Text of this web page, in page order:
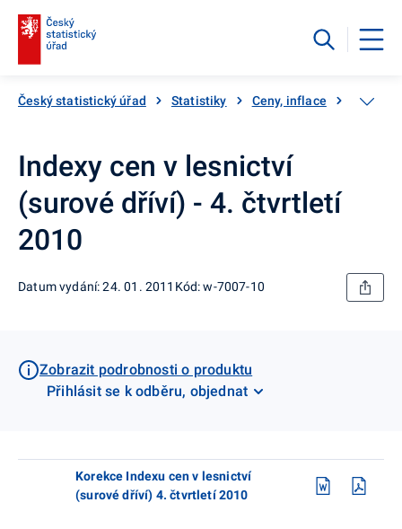
Český statistický úřad Statistiky Ceny, inflace Ceny
Indexy cen v lesnictví
(surové dříví) - 4. čtvrtletí
2010
Datum vydání: 24. 01. 2011 Kód: w-7007-10
Zobrazit podrobnosti o produktu
Přihlásit se k odběru, objednat
Korekce Indexu cen v lesnictví
(surové dříví) 4. čtvrtletí 2010